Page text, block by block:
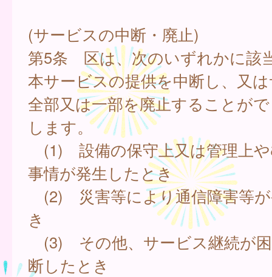
(サービスの中断・廃止)
第5条 区は、次のいずれかに該
本サービスの提供を中断し、又
全部又は一部を廃止することが
します。
(1) 設備の保守上又は管理上
事情が発生したとき
(2) 災害等により通信障害等
き
(3) その他、サービス継続が
断したとき